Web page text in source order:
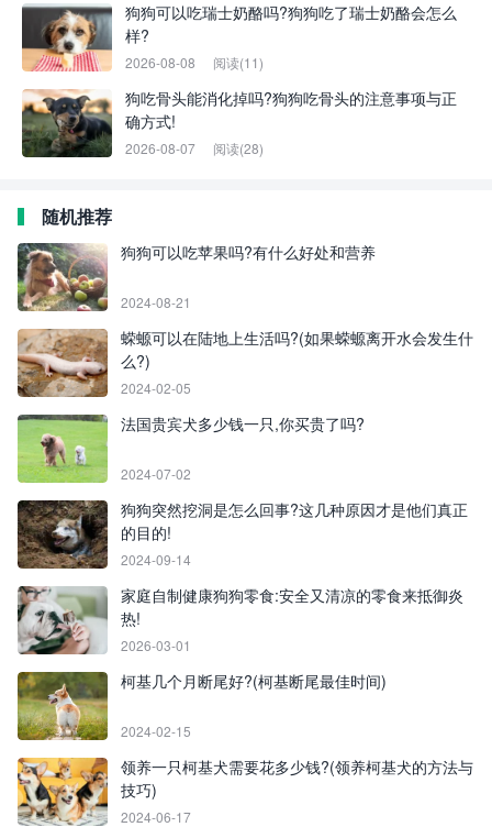
狗狗可以吃瑞士奶酪吗?狗狗吃了瑞士奶酪会怎么
样?
2026-08-08 阅读(11)
狗吃骨头能消化掉吗?狗狗吃骨头的注意事项与正
确方式!
2026-08-07 阅读(28)
随机推荐
狗狗可以吃苹果吗?有什么好处和营养
2024-08-21
蝾螈可以在陆地上生活吗?(如果蝾螈离开水会发生什
么?)
2024-02-05
法国贵宾犬多少钱一只,你买贵了吗?
2024-07-02
狗狗突然挖洞是怎么回事?这几种原因才是他们真正
的目的!
2024-09-14
家庭自制健康狗狗零食:安全又清凉的零食来抵御炎
热!
2026-03-01
柯基几个月断尾好?(柯基断尾最佳时间)
2024-02-15
领养一只柯基犬需要花多少钱?(领养柯基犬的方法与
技巧)
2024-06-17